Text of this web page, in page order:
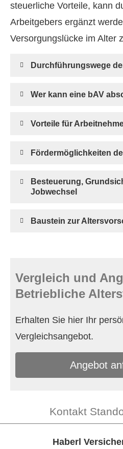
steuerliche Vorteile, kann
Arbeitgebers ergänzt
Versorgungslücke im Alter
Durchführungswege
Wer kann eine bAV
Vorteile für
Fördermöglichkeiten
Besteuerung,
Jobwechsel
Baustein zur
Vergleich und
Betriebliche
Erhalten Sie hier Ihr
Vergleichsangebot.
An­ge­bot
Kontakt
Haberl